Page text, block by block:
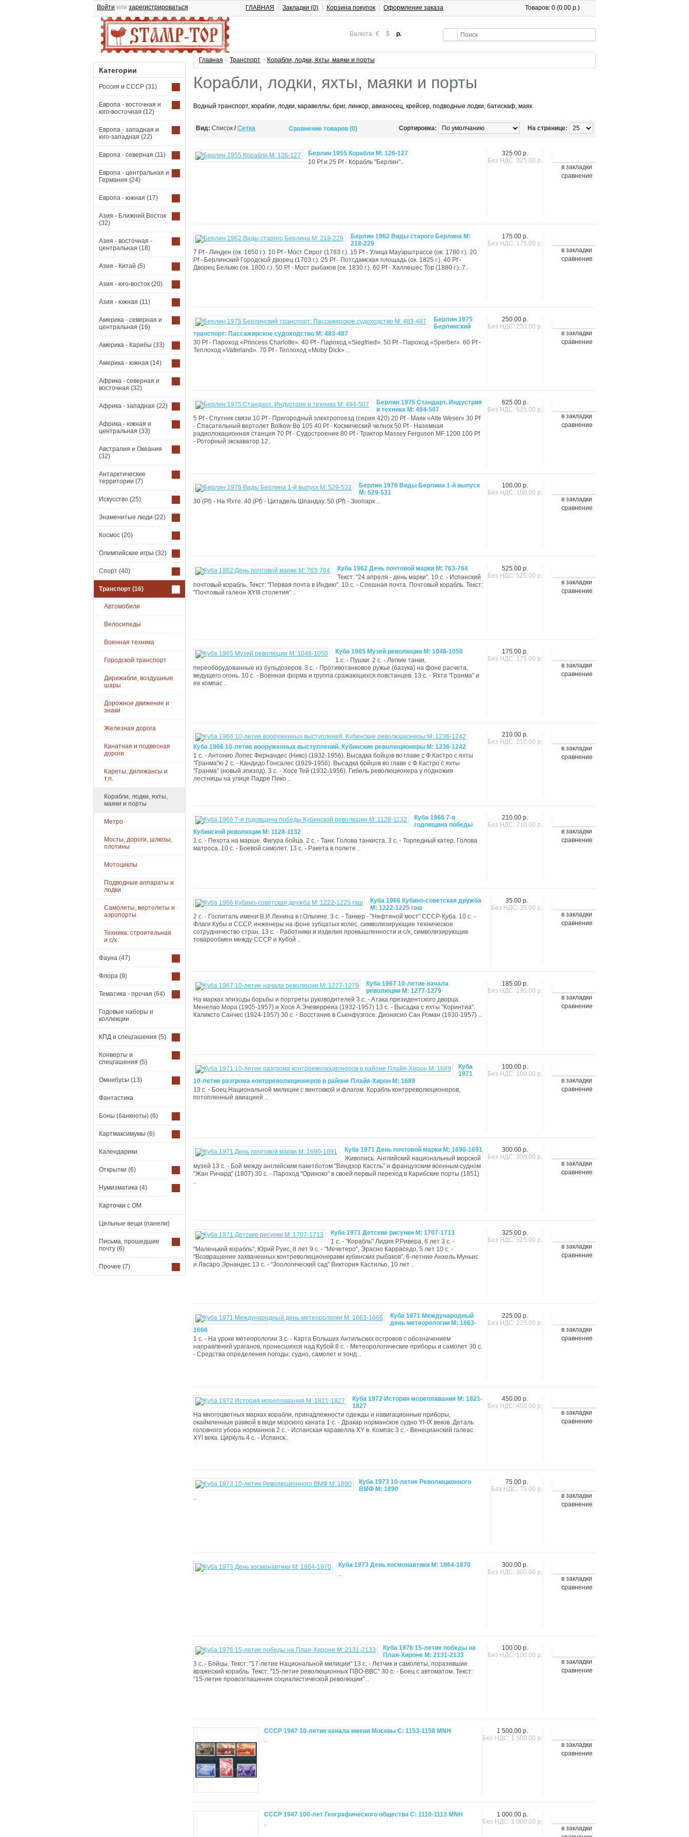
Валюта € $ р.
Товаров: 0 (0.00 р.)
Войти или зарегистрироваться ГЛАВНАЯ Закладки (0) Корзина покупок Оформление заказа
Категории
Россия и СССР (31)
Европа - восточная и
юго-восточная (12)
Европа - западная и
юго-западная (22)
Европа - северная (11)
Европа - центральная и
Германия (24)
Европа - южная (17)
Азия - Ближний Восток
(32)
Азия - восточная -
центральная (18)
Азия - Китай (5)
Азия - юго-восток (20)
Азия - южная (11)
Америка - северная и
центральная (16)
Америка - Карибы (33)
Америка - южная (14)
Африка - северная и
восточная (32)
Африка - западная (22)
Африка - южная и
центральная (33)
Австралия и Океания
(32)
Антарктические
территории (7)
Искусство (25)
Знаменитые люди (22)
Космос (20)
Олимпийские игры (32)
Спорт (40)
Транспорт (16)
Автомобили
Велосипеды
Военная техника
Городской транспорт
Дирижабли, воздушные
шары
Дорожное движение и
знаки
Железная дорога
Канатная и подвесная
дороги
Кареты, дилижансы и
т.п.
Корабли, лодки, яхты,
маяки и порты
Метро
Мосты, дороги, шлюзы,
плотины
Мотоциклы
Подводные аппараты и
лодки
Самолеты, вертолеты и
аэропорты
Техника: строительная
и с/х
Фауна (47)
Флора (9)
Тематика - прочая (64)
Годовые наборы и
коллекции
КПД и спецгашения (5)
Конверты и
спецгашения (5)
Омнибусы (13)
Фантастика
Боны (банкноты) (6)
Картмаксимумы (6)
Календарики
Открытки (6)
Нумизматика (4)
Карточки с ОМ
Цельные вещи (панели)
Письма, прошедшие
почту (6)
Прочее (7)
Главная » Транспорт » Корабли, лодки, яхты, маяки и порты
Корабли, лодки, яхты, маяки и порты
Водный транспорт, корабли, лодки, каравеллы, бриг, линкор, авианосец, крейсер, подводные лодки, батискаф, маяк
Вид: Список / Сетка На странице:
Сравнение товаров (0) Сортировка:
в закладки
сравнение
325.00 р.
Без НДС: 325.00 р.
Берлин 1955 Корабли М: 126-127
10 Pf и 25 Pf - Корабль "Берлин"..
в закладки
сравнение
175.00 р.
Без НДС: 175.00 р.
Берлин 1962 Виды старого Берлина М:
218-229
7 Pf - Линден (ок. 1650 г.). 10 Pf - Мост Сирот (1783 г.). 15 Pf - Улица Мауэрштрассе (ок. 1780 г.). 20
Pf - Берлинский Городской дворец (1703 г.). 25 Pf - Потсдамская площадь (ок. 1825 г.). 40 Pf -
Дворец Бельвю (ок. 1800 г.). 50 Pf - Мост рыбаков (ок. 1830 г.). 60 Pf - Халлешес Тор (1880 г.). 7..
в закладки
сравнение
250.00 р.
Без НДС: 250.00 р.
Берлин 1975
Берлинский
транспорт: Пассажирское судоходство М: 483-487
30 Pf - Пароход «Princess Charlotte». 40 Pf - Пароход «Siegfried». 50 Pf - Пароход «Sperber». 60 Pf -
Теплоход «Vaterland». 70 Pf - Теплоход «Moby Dick» ..
в закладки
сравнение
625.00 р.
Без НДС: 625.00 р.
Берлин 1975 Стандарт. Индустрия
и техника М: 494-507
5 Pf - Спутник связи 10 Pf - Пригородный электропоезд (серия 420) 20 Pf - Маяк «Alte Weser» 30 Pf
- Спасательный вертолет Bolkow Bo 105 40 Pf - Космический челнок 50 Pf - Наземная
радиолокационная станция 70 Pf - Судостроение 80 Pf - Трактор Massey Ferguson MF 1200 100 Pf
- Роторный экскаватор 12..
в закладки
сравнение
100.00 р.
Без НДС: 100.00 р.
Берлин 1976 Виды Берлина 1-й выпуск
M: 529-531
30 (Pf) - На Яхте. 40 (Pf) - Цитадель Шпандау. 50 (Pf) - Зоопарк ..
в закладки
сравнение
525.00 р.
Без НДС: 525.00 р.
Куба 1962 День почтовой марки M: 763-764
Текст: "24 апреля - день марки". 10 с. - Испанский
почтовый корабль. Текст: "Первая почта в Индию". 10 с. - Спешная почта. Почтовый корабль. Текст:
"Почтовый галеон XYIII столетия" ..
в закладки
сравнение
175.00 р.
Без НДС: 175.00 р.
Куба 1965 Музей революции М: 1046-1050
1 с. - Пушки. 2 с. - Легкие танки,
переоборудованные из бульдозеров. 3 с. - Противотанковое ружье (базука) на фоне расчета,
ведущего огонь. 10 с. - Военная форма и группа сражающихся повстанцев. 13 с. - Яхта "Гранма" и
ее компас ..
в закладки
сравнение
210.00 р.
Без НДС: 210.00 р.
Куба 1966 10-летие вооруженных выступлений. Кубинские революционеры М: 1236-1242
1 с. - Антонио Лопес Фернандес (Нико) (1932-1956). Высадка бойцов во главе с Ф.Кастро с яхты
"Гранма"ю 2 с. - Кандидо Гонсалес (1929-1956). Высадка бойцов во главе с Ф.Кастро с яхты
"Гранма" (новый эпизод). 3 с. - Хосе Тей (1932-1956). Гибель революционера у подножия
лестницы на улице Падре Пико ..
в закладки
сравнение
210.00 р.
Без НДС: 210.00 р.
Куба 1966 7-я
годовщина победы
Кубинской революции М: 1128-1132
1 с. - Пехота на марше. Фигура бойца. 2 с. - Танк. Голова танкиста. 3 с. - Торпедный катер. Голова
матроса. 10 с. - Боевой самолет. 13 с. - Ракета в полете ..
в закладки
сравнение
35.00 р.
Без НДС: 35.00 р.
Куба 1966 Кубино-советская дружба
М: 1222-1225 гаш
2 с. - Госпиталь имени В.И.Ленина в г.Ольгине. 3 с. - Танкер - "Нефтяной мост" СССР-Куба. 10 с. -
Флаги Кубы и СССР, инженеры на фоне зубцатых колес, символизирующие техническое
сотрудничество стран. 13 с. - Работники и изделия промышленности и с/х, символизирующие
товарообмен между СССР и Кубой ..
в закладки
сравнение
185.00 р.
Без НДС: 185.00 р.
Куба 1967 10-летие начала
революции М: 1277-1279
На марках эпизоды борьбы и портреты руководителей 3 с. - Атака президентского дворца.
Менелао Мора (1905-1957) и Хосе А.Эчеверреиа (1932-1957) 13 с. - Высадка с яхты "Коринтиа".
Каликсто Санчес (1924-1957) 30 с. - Восстание в Сьенфуэгосе. Дионисио Сан Роман (1930-1957) ..
в закладки
сравнение
100.00 р.
Без НДС: 100.00 р.
Куба
1971
10-летие разгрома контрреволюционеров в районе Плайя-Хирон M: 1689
13 с. - Боец Национальной милиции с винтовкой и флагом. Корабль контрреволюционеров,
потопленный авиацией ..
в закладки
сравнение
300.00 р.
Без НДС: 300.00 р.
Куба 1971 День почтовой марки М: 1690-1691
Живопись. Английский национальный морской
музей 13 с. - Бой между английским пакетботом "Виндзор Кастль" и французским военным судном
"Жан Ричард" (1807) 30 с. - Пароход "Ориноко" в своей первый переход в Карибские порты (1851)
..
в закладки
сравнение
325.00 р.
Без НДС: 325.00 р.
Куба 1971 Детские рисунки M: 1707-1713
1 с. - "Корабль" Лидия Р.Ривера, 6 лет 3 с. -
"Маленький корабль", Юрий Руис, 8 лет 9 с. - "Мечетеро", Эрасно Карраседо, 5 лет 10 с. -
"Возвращение захваченных контреволюционерами кубинских рыбаков", 6-летние Анхель Муньис
и Ласаро Эрнандес 13 с. - "Зоологический сад" Виктория Кастильо, 10 лет ..
в закладки
сравнение
225.00 р.
Без НДС: 225.00 р.
Куба 1971 Международный
день метеорологии M: 1663-
1666
1 с. - На уроке метеорологии 3 с. - Карта Больших Антильских островов с обозначением
направлений ураганов, пронесшихся над Кубой 8 с. - Метеорологические приборы и самолет 30 с.
- Средства определения погоды: судно, самолет и зонд ..
в закладки
сравнение
450.00 р.
Без НДС: 450.00 р.
Куба 1972 История мореплавания M: 1821-
1827
На многоцветных марках корабли, принадлежности одежды и навигационные приборы,
окаймленные рамкой в виде морского каната 1 с. - Дракар норманское судно YI-IX веков. Деталь
головного убора норманнов 2 с. - Испанская каравелла XY в. Компас 3 с. - Венецианский галеас
XYI века. Циркуль 4 с. - Испанск..
в закладки
сравнение
75.00 р.
Без НДС: 75.00 р.
Куба 1973 10-летие Революционного
ВМФ M: 1890
..
в закладки
сравнение
300.00 р.
Без НДС: 300.00 р.
Куба 1973 День космонавтики M: 1864-1870
..
в закладки
сравнение
100.00 р.
Без НДС: 100.00 р.
Куба 1976 15-летие победы на
Плая-Хироне М: 2131-2133
3 с. - Бойцы. Текст: "17-летие Национальной милиции" 13 с. - Летчик и самолеты, поразившие
вражеский корабль. Текст: "15-летие революционных ПВО-ВВС" 30 с. - Боец с автоматом. Текст:
"15-летие провозглашения социалистической революции" ..
в закладки
сравнение
1 500.00 р.
Без НДС: 1 500.00 р.
СССР 1947 10-летие канала имени Москвы С: 1153-1158 MNH
..
в закладки
1 000.00 р.
Без НДС: 1 000.00 р.
СССР 1947 100-лет Географического общества С: 1110-1113 MNH
..